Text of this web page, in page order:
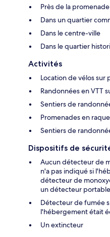
Près de la promenade
Dans un quartier
Dans le centre-ville
Dans le quartier
Activités
Location de vélos sur
Randonnées en VTT
Sentiers de
Promenades en
Sentiers de
Dispositifs de
Aucun détecteur de
n'a pas indiqué si
détecteur de
un détecteur
Détecteur de fumée
l'hébergement était
Un extincteur